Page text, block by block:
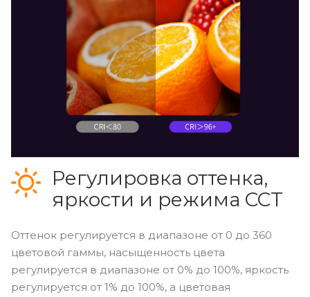
Регулировка оттенка,
яркости и режима CCT
Оттенок регулируется в диапазоне от 0 до 360
цветовой гаммы, насыщенность цвета
регулируется в диапазоне от 0% до 100%, яркость
регулируется от 1% до 100%, а цветовая